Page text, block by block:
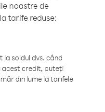
noastre de
tarife reduse:
la soldul dvs. când
acest credit, puteți
din lume la tarifele